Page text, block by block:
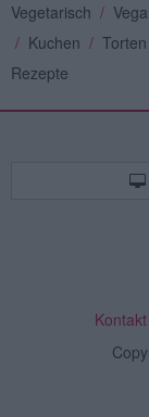
Vegetarisch /
/ Kuchen / Torten
Rezepte
Kontakt